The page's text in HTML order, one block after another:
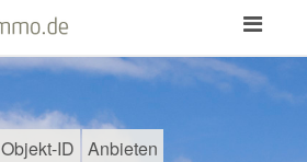
Toggle
Objekt-ID Anbieten